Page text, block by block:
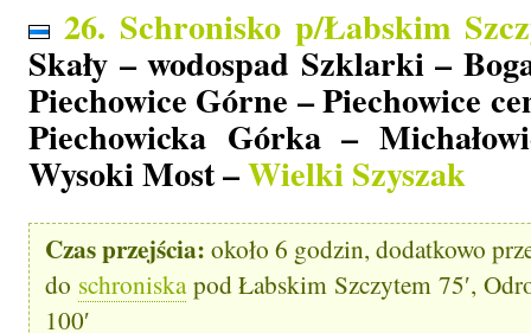
26. Schronisko p/Łabskim
Skały – wodospad Szklarki –
Piechowice Górne – Piechowice
Piechowicka Górka –
Wysoki Most –Wielki Szyszak
Czas przejścia: około 6 godzin, dodatkowo
do schroniskapod Łabskim Szczytem 75′,
100′